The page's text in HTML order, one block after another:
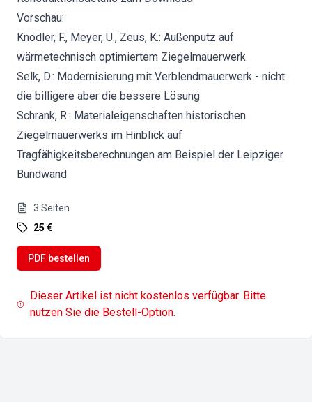
Vorschau:
Knödler, F., Meyer, U., Zeus, K.: Außenputz auf
wärmetechnisch optimiertem Ziegelmauerwerk
Selk, D.: Modernisierung mit Verblendmauerwerk - nicht
die billigere aber die bessere Lösung
Schrank, R.: Materialeigenschaften historischen
Ziegelmauerwerks im Hinblick auf
Tragfähigkeitsberechnungen am Beispiel der Leipziger
Bundwand
3 Seiten
25 €
PDF bestellen
Dieser Artikel ist nicht kostenlos verfügbar. Bitte
nutzen Sie die Bestell-Option.